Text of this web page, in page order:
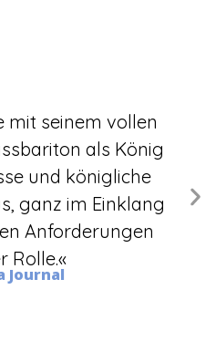
mit seinem vollen
als König
und königliche
ganz im Einklang
Anforderungen
Rolle.«
Journal